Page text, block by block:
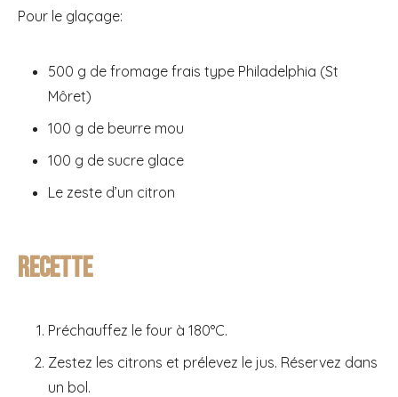
Pour le glaçage:
500 g de fromage frais type Philadelphia (St
Môret)
100 g de beurre mou
100 g de sucre glace
Le zeste d’un citron
Recette
Préchauffez le four à 180°C.
Zestez les citrons et prélevez le jus. Réservez dans
un bol.